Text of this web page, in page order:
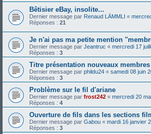
Bêtisier eBay, insolite...
Dernier message par Renaud LÄMMLI «
Réponses : 21
Je n'ai pas ma petite mention
Dernier message par Jeantruc « mercredi 17
Réponses : 3
Titre présentation nouveaux membres
Dernier message par phildu24 « samedi 08 juin
Réponses : 3
Problème sur le fil d'ariane
Dernier message par frost242 « mercredi 20
Réponses : 4
Ouverture de fils dans les sections
Dernier message par Gabou « mardi 16 janvier
Réponses : 3